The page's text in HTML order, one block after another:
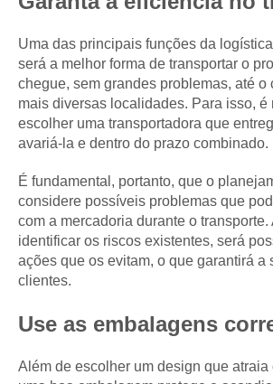
Uma das principais funções da
será a melhor forma de transportar o
chegue, sem grandes problemas, até o
mais diversas localidades. Para isso, é
escolher uma transportadora que
avariá-la e dentro do prazo combinado.
É fundamental, portanto, que o
considere possíveis problemas que
com a mercadoria durante o transporte.
identificar os riscos existentes, será
ações que os evitam, o que garantirá a
clientes.
Use as embalagens
Além de escolher um design que atraia